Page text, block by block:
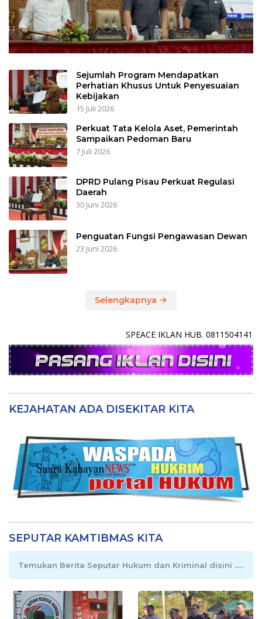
Sejumlah Program Mendapatkan
Perhatian Khusus Untuk Penyesuaian
Kebijakan
15 Juli 2026
Perkuat Tata Kelola Aset, Pemerintah
Sampaikan Pedoman Baru
7 Juli 2026
DPRD Pulang Pisau Perkuat Regulasi
Daerah
30 Juni 2026
Penguatan Fungsi Pengawasan Dewan
23 Juni 2026
Selengkapnya
SPEACE IKLAN HUB. 0811504141
KEJAHATAN ADA DISEKITAR KITA
SEPUTAR KAMTIBMAS KITA
Temukan Berita Seputar Hukum dan Kriminal disini .....